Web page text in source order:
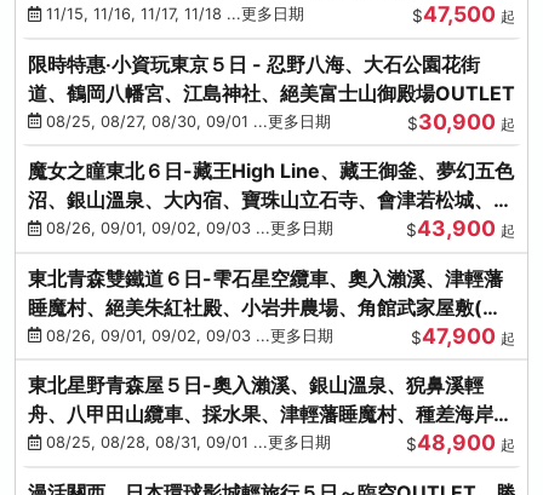
茶體驗、三溪園
11/15, 11/16, 11/17, 11/18 ...更多日期 $47,500 起
限時特惠‧小資玩東京５日 - 忍野八海、大石公園花街
道、鶴岡八幡宮、江島神社、絕美富士山御殿場OUTLET
08/25, 08/27, 08/30, 09/01 ...更多日期 $30,900 起
魔女之瞳東北６日-藏王High Line、藏王御釜、夢幻五色
沼、銀山溫泉、大內宿、寶珠山立石寺、會津若松城、燒
肉吃到飽
08/26, 09/01, 09/02, 09/03 ...更多日期 $43,900 起
東北青森雙鐵道６日-雫石星空纜車、奧入瀨溪、津輕藩
睡魔村、絕美朱紅社殿、小岩井農場、角館武家屋敷(不
進免稅店)
08/26, 09/01, 09/02, 09/03 ...更多日期 $47,900 起
東北星野青森屋５日-奧入瀨溪、銀山溫泉、猊鼻溪輕
舟、八甲田山纜車、採水果、津輕藩睡魔村、種差海岸、
法式料理(不進免稅店)
08/25, 08/28, 08/31, 09/01 ...更多日期 $48,900 起